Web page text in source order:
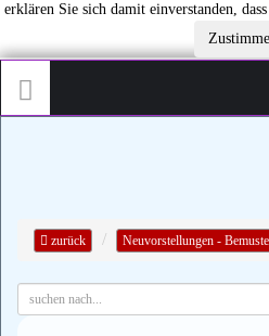
erklären Sie sich damit einverstanden,
zurück Neuvorstellungen -